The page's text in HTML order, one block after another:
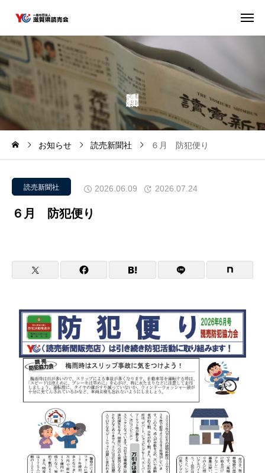
お知らせ 読売新聞社 ６月 防犯便り
読売新聞社 2026.06.09 2026.07.24
６月 防犯便り